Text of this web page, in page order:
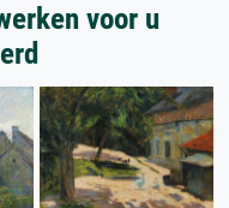
voor u